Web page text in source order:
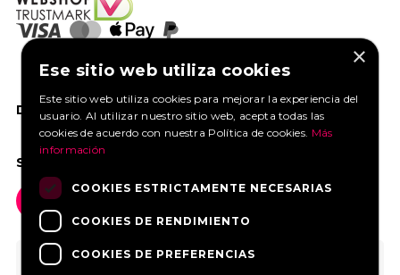
DANOS UN ME GUSTA EN FACEBOOK
SOCIAL MEDIA
×
Ese sitio web utiliza cookies
Este sitio web utiliza cookies para mejorar la experiencia del
usuario. Al utilizar nuestro sitio web, acepta todas las
cookies de acuerdo con nuestra Política de cookies. Más
información
COOKIES ESTRICTAMENTE NECESARIAS
COOKIES DE RENDIMIENTO
COOKIES DE PREFERENCIAS